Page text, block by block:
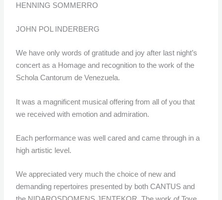
HENNING SOMMERRO
JOHN POL INDERBERG
We have only words of gratitude and joy after last night’s
concert as a Homage and recognition to the work of the
Schola Cantorum de Venezuela.
It was a magnificent musical offering from all of you that
we received with emotion and admiration.
Each performance was well cared and came through in a
high artistic level.
We appreciated very much the choice of new and
demanding repertoires presented by both CANTUS and